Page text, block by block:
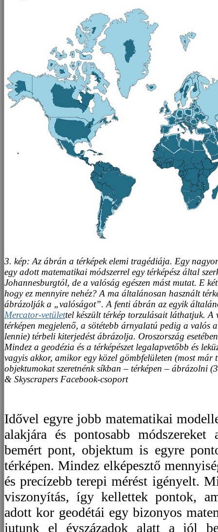
3. kép: Az ábrán a térképek elemi tragédiája. Egy
egy adott matematikai módszerrel egy térképész által
Johannesburgtól, de a valóság egészen mást mutat. E
hogy ez mennyire nehéz? A ma általánosan használt
ábrázolják a „valóságot”. A fenti ábrán az egyik
Mercator-vetülettel készült térkép torzulásait láthatjuk.
térképen megjelenő, a sötétebb árnyalatú pedig a valós
lennie) térbeli kiterjedést ábrázolja. Oroszország
Mindez a geodézia és a térképészet legalapvetőbb és
vagyis akkor, amikor egy közel gömbfelületen (most
objektumokat szeretnénk síkban – térképen – ábrázolni
& Skyscrapers Facebook-csoport
Idővel egyre jobb matematikai
alakjára és pontosabb
bemért pont, objektum is egyre
térképen. Mindez elképesztő
és precízebb terepi mérést igényelt.
viszonyítás, így kellettek pontok,
adott kor geodétái egy bizonyos
jutunk el évszázadok alatt a jól